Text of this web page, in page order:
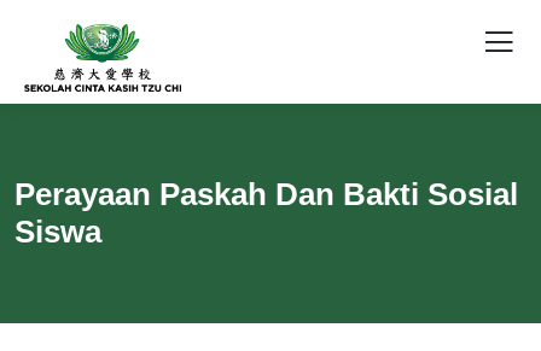
Perayaan Paskah Dan Bakti Sosial
Siswa